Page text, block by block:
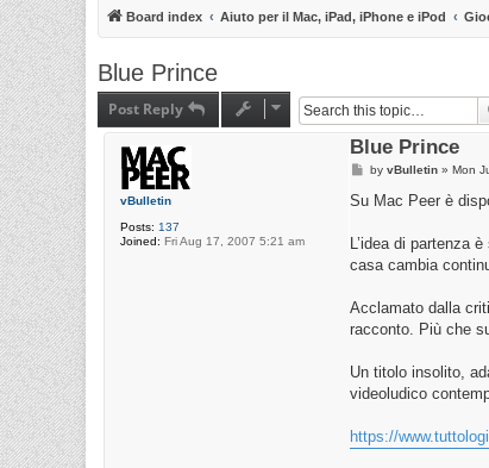
Board index Aiuto per il Mac, iPad, iPhone e iPod
Blue Prince
Post Reply
vBulletin
Posts: 137
Joined: Fri Aug 17, 2007 5:21 am
Blue Prince
P
s
by vBulletin» Mon
Su Mac Peer è
L’idea di partenza
casa cambia
Acclamato dalla
racconto. Più che
Un titolo insolito,
videoludico
https://